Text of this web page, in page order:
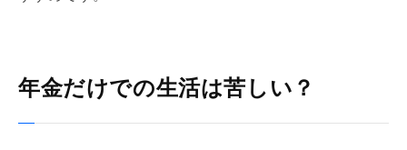
年金だけでの生活は苦しい？